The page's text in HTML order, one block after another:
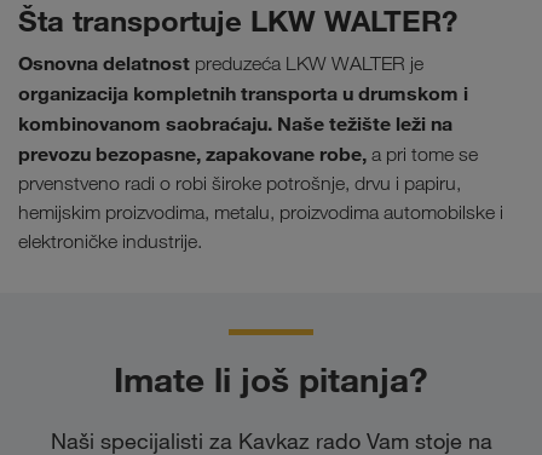
Šta transportuje LKW WALTER?
Osnovna delatnost preduzeća LKW WALTER je
organizacija kompletnih transporta u drumskom i
kombinovanom saobraćaju. Naše težište leži na
prevozu bezopasne, zapakovane robe, a pri tome se
prvenstveno radi o robi široke potrošnje, drvu i papiru,
hemijskim proizvodima, metalu, proizvodima automobilske i
elektroničke industrije.
Imate li još pitanja?
Naši specijalisti za Kavkaz rado Vam stoje na